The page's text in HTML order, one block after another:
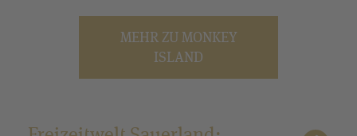
MEHR ZU MONKEY
ISLAND